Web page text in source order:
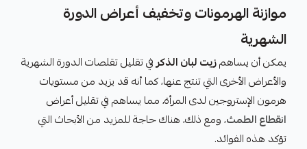
موازنة الهرمونات وتخفيف أعراض الدورة
الشهرية
يمكن أن يساهمزيت لبان الذكرفي تقليل تقلصات الدورة الشهرية
والأعراض الأخرى التي تنتج عنها، كما أنه قد يزيد من مستويات
هرمون الإستروجين لدى المرأة، مما يساهم في تقليل أعراض
انقطاع الطمث، ومع ذلك، هناك حاجة للمزيد من الأبحاث التي
تؤكد هذه الفوائد.